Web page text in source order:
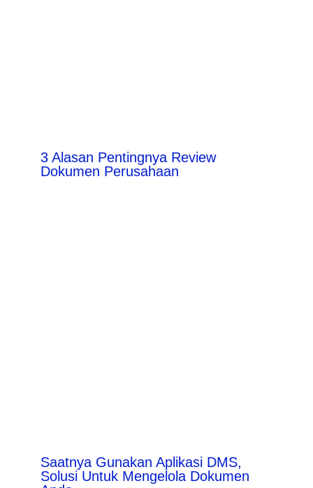
3 Alasan Pentingnya Review
Dokumen Perusahaan
Saatnya Gunakan Aplikasi DMS,
Solusi Untuk Mengelola Dokumen